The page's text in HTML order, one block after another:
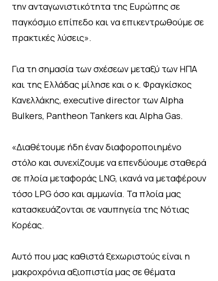
την ανταγωνιστικότητα της Ευρώπης σε
παγκόσμιο επίπεδο και να επικεντρωθούμε σε
πρακτικές λύσεις».
Για τη σημασία των σχέσεων μεταξύ των ΗΠΑ
και της Ελλάδας μίλησε και ο κ. Φραγκίσκος
Κανελλάκης, executive director των Alpha
Bulkers, Pantheon Tankers και Alpha Gas.
«Διαθέτουμε ήδη έναν διαφοροποιημένο
στόλο και συνεχίζουμε να επενδύουμε σταθερά
σε πλοία μεταφοράς LNG, ικανά να μεταφέρουν
τόσο LPG όσο και αμμωνία. Τα πλοία μας
κατασκευάζονται σε ναυπηγεία της Νότιας
Κορέας.
Αυτό που μας καθιστά ξεχωριστούς είναι η
μακροχρόνια αξιοπιστία μας σε θέματα